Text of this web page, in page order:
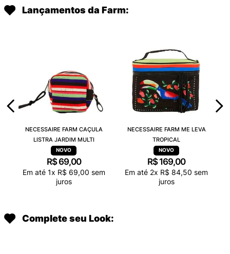
Lançamentos da Farm:
NECESSAIRE FARM CAÇULA
LISTRA JARDIM MULTI
R$ 69,00
Em até 1x R$ 69,00 sem
juros
NECESSAIRE FARM ME LEVA
TROPICAL
R$ 169,00
Em até 2x R$ 84,50 sem
juros
Complete seu Look: